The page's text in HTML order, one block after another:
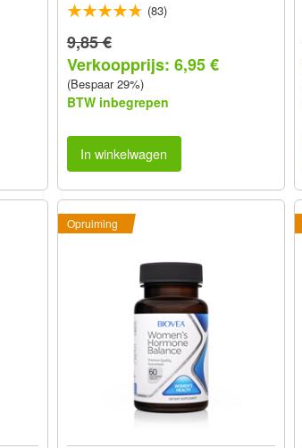
(83)
9,85 €
Verkoopprijs: 6,95 €
(Bespaar 29%)
BTW inbegrepen
In winkelwagen
Opruiming